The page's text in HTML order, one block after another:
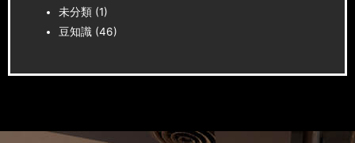
未分類 (1)
豆知識 (46)